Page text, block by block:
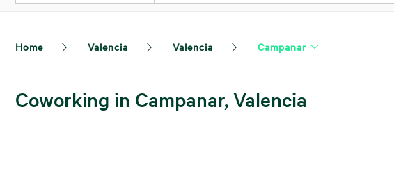
Home Valencia Valencia Campanar
Coworking in Campanar, Valencia